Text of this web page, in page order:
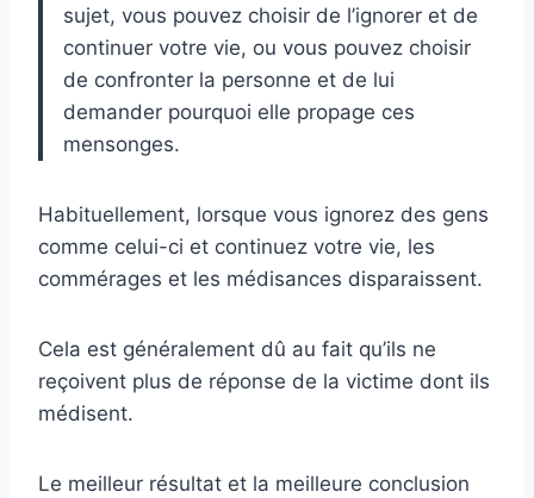
sujet, vous pouvez choisir de l’ignorer et de
continuer votre vie, ou vous pouvez choisir
de confronter la personne et de lui
demander pourquoi elle propage ces
mensonges.
Habituellement, lorsque vous ignorez des gens
comme celui-ci et continuez votre vie, les
commérages et les médisances disparaissent.
Cela est généralement dû au fait qu’ils ne
reçoivent plus de réponse de la victime dont ils
médisent.
Le meilleur résultat et la meilleure conclusion